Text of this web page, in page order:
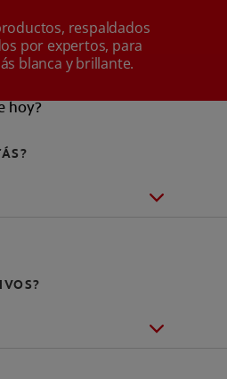
respaldados
por expertos, para
blanca y brillante.
hoy?